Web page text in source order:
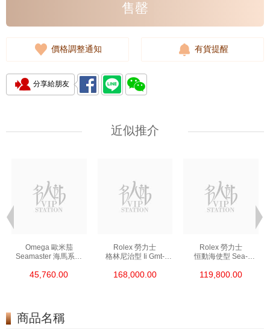
售罄
價格調整通知 有貨提醒
分享給朋友
近似推介
Omega 歐米茄
Seamaster 海馬系列
精鋼 Nekton Edition
45,760.00
Rolex 勞力士
格林尼治型 Ii Gmt-
0002 18kt玫瑰金/鋼
168,000.00
Rolex 勞力士
恒動海使型 Sea-
0002 精鋼 單紅
119,800.00
商品名稱